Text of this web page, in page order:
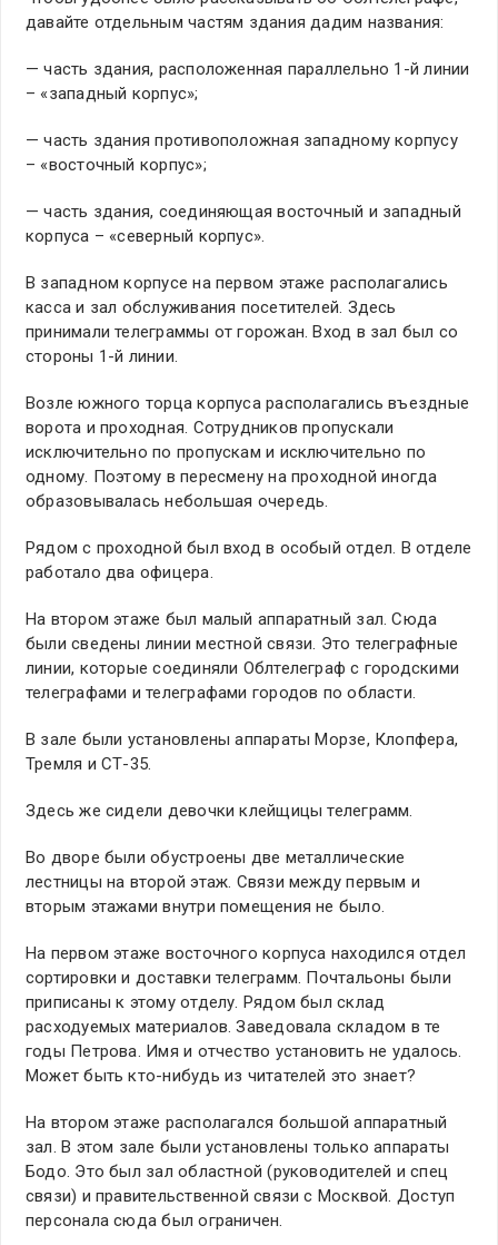
давайте отдельным частям здания дадим названия:
— часть здания, расположенная параллельно 1-й линии
– «западный корпус»;
— часть здания противоположная западному корпусу
– «восточный корпус»;
— часть здания, соединяющая восточный и западный
корпуса – «северный корпус».
В западном корпусе на первом этаже располагались
касса и зал обслуживания посетителей. Здесь
принимали телеграммы от горожан. Вход в зал был со
стороны 1-й линии.
Возле южного торца корпуса располагались въездные
ворота и проходная. Сотрудников пропускали
исключительно по пропускам и исключительно по
одному. Поэтому в пересмену на проходной иногда
образовывалась небольшая очередь.
Рядом с проходной был вход в особый отдел. В отделе
работало два офицера.
На втором этаже был малый аппаратный зал. Сюда
были сведены линии местной связи. Это телеграфные
линии, которые соединяли Облтелеграф с городскими
телеграфами и телеграфами городов по области.
В зале были установлены аппараты Морзе, Клопфера,
Тремля и СТ-35.
Здесь же сидели девочки клейщицы телеграмм.
Во дворе были обустроены две металлические
лестницы на второй этаж. Связи между первым и
вторым этажами внутри помещения не было.
На первом этаже восточного корпуса находился отдел
сортировки и доставки телеграмм. Почтальоны были
приписаны к этому отделу. Рядом был склад
расходуемых материалов. Заведовала складом в те
годы Петрова. Имя и отчество установить не удалось.
Может быть кто-нибудь из читателей это знает?
На втором этаже располагался большой аппаратный
зал. В этом зале были установлены только аппараты
Бодо. Это был зал областной (руководителей и спец
связи) и правительственной связи с Москвой. Доступ
персонала сюда был ограничен.